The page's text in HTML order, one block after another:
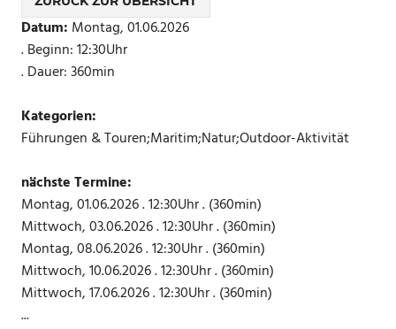
Datum: Montag, 01.06.2026
. Beginn: 12:30Uhr
. Dauer: 360min
Kategorien:
Führungen & Touren;Maritim;Natur;Outdoor-Aktivität
nächste Termine:
Montag, 01.06.2026 . 12:30Uhr . (360min)
Mittwoch, 03.06.2026 . 12:30Uhr . (360min)
Montag, 08.06.2026 . 12:30Uhr . (360min)
Mittwoch, 10.06.2026 . 12:30Uhr . (360min)
Mittwoch, 17.06.2026 . 12:30Uhr . (360min)
...